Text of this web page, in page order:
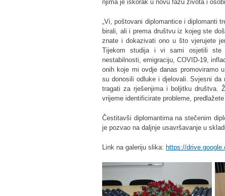
njima je iskorak u novu fazu života i
„Vi, poštovani diplomantice i diplomanti
birali, ali i prema društvu iz kojeg ste
znate i dokazivati ono u što vjerujete
Tijekom studija i vi sami osjetili ste
nestabilnosti, emigraciju, COVID-19,
onih koje mi ovdje danas promoviramo
su donosili odluke i djelovali. Svjesni
tragati za rješenjima i boljitku društva.
vrijeme identificirate probleme,
Čestitavši diplomantima na stečenim
je pozvao na daljnje usavršavanje u
Link na galeriju slika: https://